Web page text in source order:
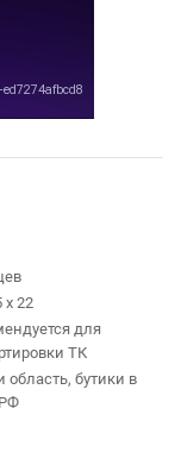
х 22
для
ТК
область, бутики в